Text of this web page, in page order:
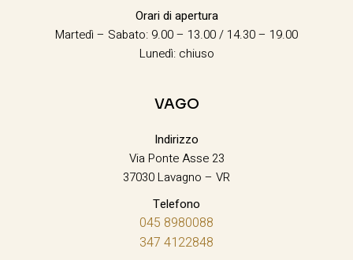
Orari di apertura
Martedì – Sabato: 9.00 – 13.00 / 14.30 – 19.00
Lunedì: chiuso
VAGO
Indirizzo
Via Ponte Asse 23
37030 Lavagno – VR
Telefono
045 8980088
347 4122848